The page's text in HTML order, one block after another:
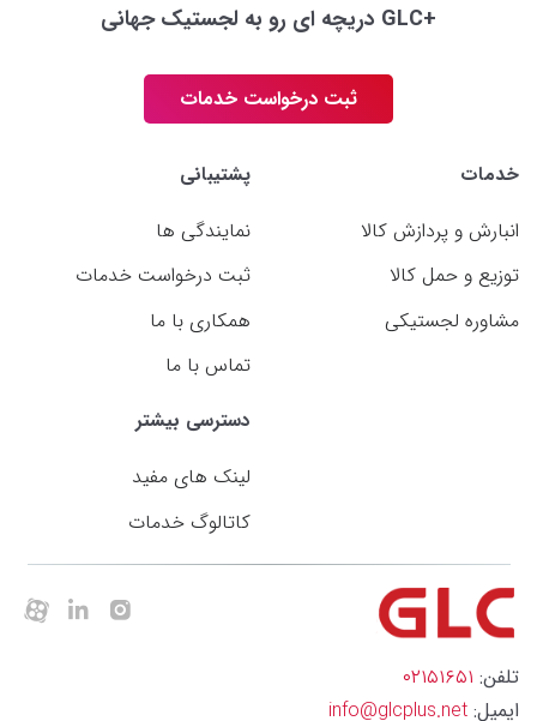
+GLC دریچه ای رو به لجستیک جهانی
ثبت درخواست خدمات
خدمات
انبارش و پردازش کالا
توزیع و حمل کالا
مشاوره لجستیکی
پشتیبانی
نمایندگی ها
ثبت درخواست خدمات
همکاری با ما
تماس با ما
دسترسی بیشتر
لینک های مفید
کاتالوگ خدمات
تلفن: ۰۲۱۵۱۶۵۱
ایمیل: info@glcplus.net